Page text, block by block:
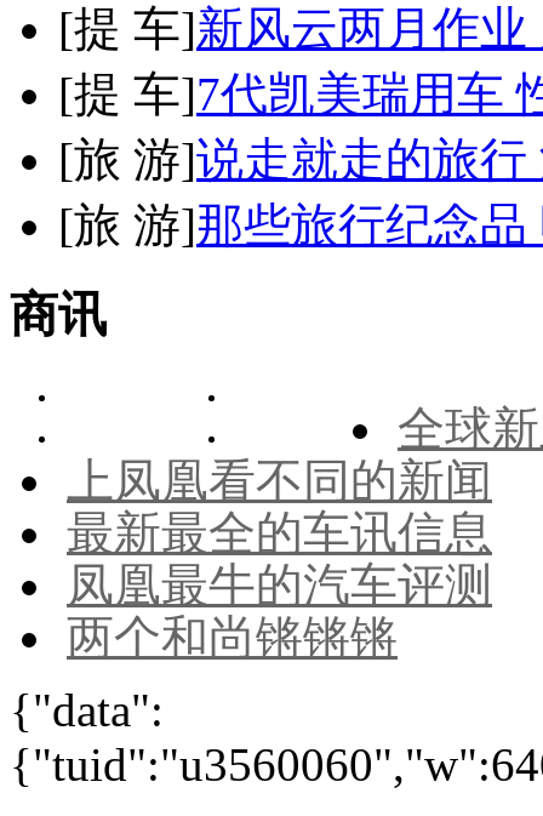
[提 车]新风云两月作
[提 车]7代凯美瑞用车
[旅 游]说走就走的旅
[旅 游]那些旅行纪念
商讯
全球
上凤凰看不同的新闻
最新最全的车讯信息
凤凰最牛的汽车评测
两个和尚锵锵锵
{"data":